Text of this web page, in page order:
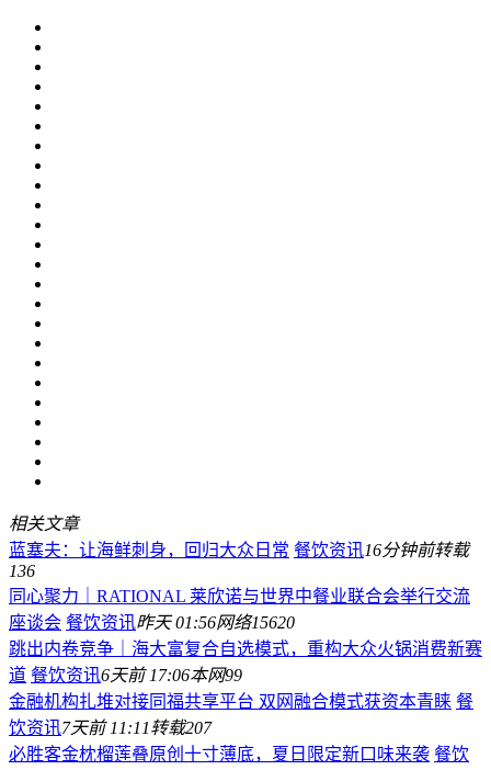
相关文章
蓝塞夫：让海鲜刺身，回归大众日常 餐饮资讯16分钟前转载
136
同心聚力｜RATIONAL 莱欣诺与世界中餐业联合会举行交流
座谈会 餐饮资讯昨天 01:56网络15620
跳出内卷竞争｜海大富复合自选模式，重构大众火锅消费新赛
道 餐饮资讯6天前 17:06本网99
金融机构扎堆对接同福共享平台 双网融合模式获资本青睐 餐
饮资讯7天前 11:11转载207
必胜客金枕榴莲叠原创十寸薄底，夏日限定新口味来袭 餐饮